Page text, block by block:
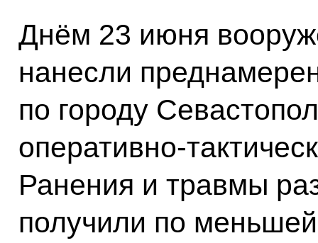
Днём 23 июня
нанесли
по городу
оперативно-
Ранения и травмы
получили по